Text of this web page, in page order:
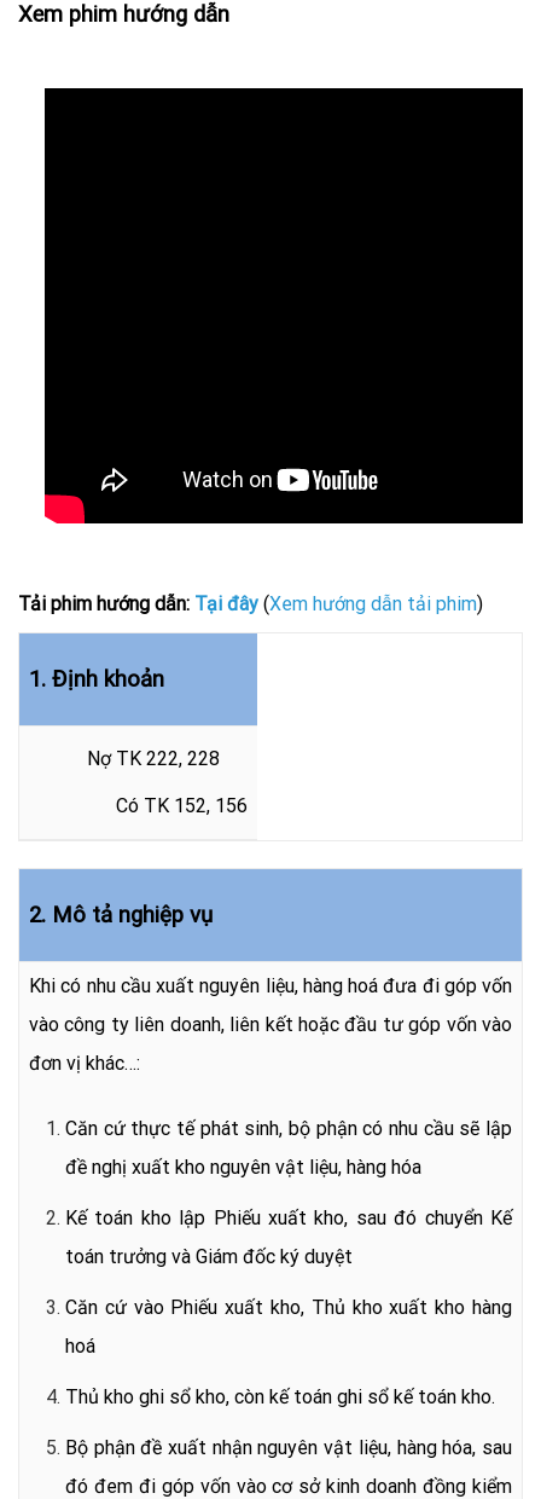
Xem phim hướng dẫn
Tải phim hướng dẫn: Tại đây (Xem hướng dẫn tải phim)
1. Định khoản
Nợ TK 222, 228
Có TK 152, 156
2. Mô tả nghiệp vụ
Khi có nhu cầu xuất nguyên liệu, hàng hoá đưa đi góp vốn
vào công ty liên doanh, liên kết hoặc đầu tư góp vốn vào
đơn vị khác…:
Căn cứ thực tế phát sinh, bộ phận có nhu cầu sẽ lập
đề nghị xuất kho nguyên vật liệu, hàng hóa
Kế toán kho lập Phiếu xuất kho, sau đó chuyển Kế
toán trưởng và Giám đốc ký duyệt
Căn cứ vào Phiếu xuất kho, Thủ kho xuất kho hàng
hoá
Thủ kho ghi sổ kho, còn kế toán ghi sổ kế toán kho.
Bộ phận đề xuất nhận nguyên vật liệu, hàng hóa, sau
đó đem đi góp vốn vào cơ sở kinh doanh đồng kiểm